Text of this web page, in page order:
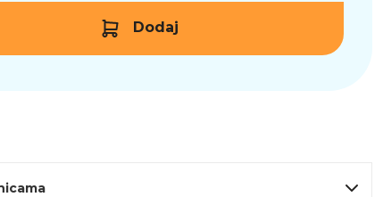
Dodaj